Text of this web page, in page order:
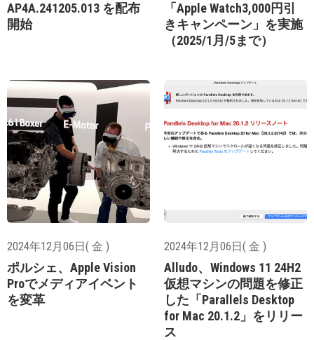
AP4A.241205.013 を配布
開始
「Apple Watch3,000円引
きキャンペーン」を実施
（2025/1月/5まで）
2024年12月06日( 金 )
ポルシェ、Apple Vision
Proでメディアイベント
を変革
2024年12月06日( 金 )
Alludo、Windows 11 24H2
仮想マシンの問題を修正
した「Parallels Desktop
for Mac 20.1.2」をリリー
ス